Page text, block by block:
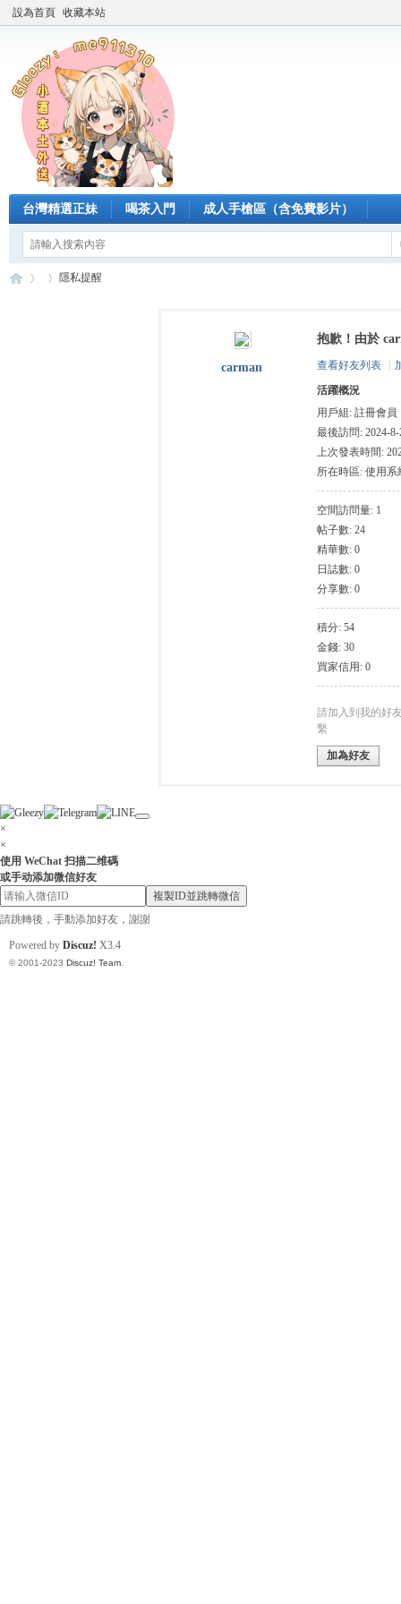
設為首頁 收藏本站
台灣精選正妹 喝茶入門 成人手槍區（含免費影片）
小
隱私提醒
carman
抱歉！由於
查看好友列表
活躍概況
用戶組: 註冊會員
最後訪問: 2024-8-
上次發表時間:
所在時區: 使用系
空間訪問量: 1
帖子數: 24
精華數: 0
日誌數: 0
分享數: 0
積分: 54
金錢: 30
買家信用: 0
請加入到我的好
繫
加為好友
×
×
使用 WeChat 扫描二维碼
或手动添加微信好友
複製ID並跳轉微信
請跳轉後，手動添加好友，謝謝
Powered by Discuz! X3.4
© 2001-2023 Discuz! Team